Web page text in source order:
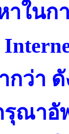
นกา
กว่า
ณาอั